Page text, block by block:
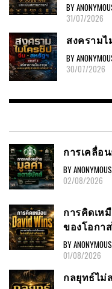
BY
31/07/2026
สงคราม
BY
30/07/2026
การเคลื่อ
BY
02/08/2026
การคิดเห
ของโอกา
BY
01/08/2026
กลยุทธ์ไม่